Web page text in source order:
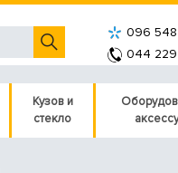
096
044
Кузов и
стекло